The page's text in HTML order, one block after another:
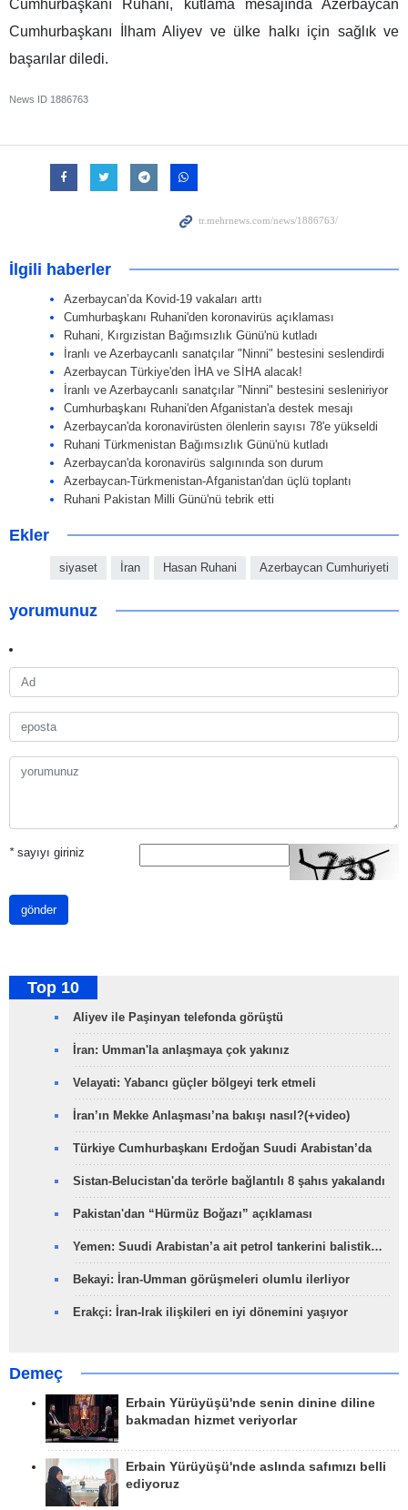
Cumhurbaşkanı Ruhani, kutlama mesajında Azerbaycan
Cumhurbaşkanı İlham Aliyev ve ülke halkı için sağlık ve
başarılar diledi.
News ID 1886763
İlgili haberler
Azerbaycan’da Kovid-19 vakaları arttı
Cumhurbaşkanı Ruhani'den koronavirüs açıklaması
Ruhani, Kırgızistan Bağımsızlık Günü'nü kutladı
İranlı ve Azerbaycanlı sanatçılar "Ninni" bestesini seslendirdi
Azerbaycan Türkiye'den İHA ve SİHA alacak!
İranlı ve Azerbaycanlı sanatçılar "Ninni" bestesini sesleniriyor
Cumhurbaşkanı Ruhani'den Afganistan'a destek mesajı
Azerbaycan'da koronavirüsten ölenlerin sayısı 78'e yükseldi
Ruhani Türkmenistan Bağımsızlık Günü'nü kutladı
Azerbaycan'da koronavirüs salgınında son durum
Azerbaycan-Türkmenistan-Afganistan'dan üçlü toplantı
Ruhani Pakistan Milli Günü'nü tebrik etti
Ekler
siyaset İran Hasan Ruhani Azerbaycan Cumhuriyeti
yorumunuz
*sayıyı giriniz
gönder
Top 10
Aliyev ile Paşinyan telefonda görüştü
İran: Umman'la anlaşmaya çok yakınız
Velayati: Yabancı güçler bölgeyi terk etmeli
İran’ın Mekke Anlaşması’na bakışı nasıl?(+video)
Türkiye Cumhurbaşkanı Erdoğan Suudi Arabistan’da
Sistan-Belucistan'da terörle bağlantılı 8 şahıs yakalandı
Pakistan'dan “Hürmüz Boğazı” açıklaması
Yemen: Suudi Arabistan’a ait petrol tankerini balistik…
Bekayi: İran-Umman görüşmeleri olumlu ilerliyor
Erakçi: İran-Irak ilişkileri en iyi dönemini yaşıyor
Demeç
Erbain Yürüyüşü'nde senin dinine diline
bakmadan hizmet veriyorlar
Erbain Yürüyüşü'nde aslında safımızı belli
ediyoruz